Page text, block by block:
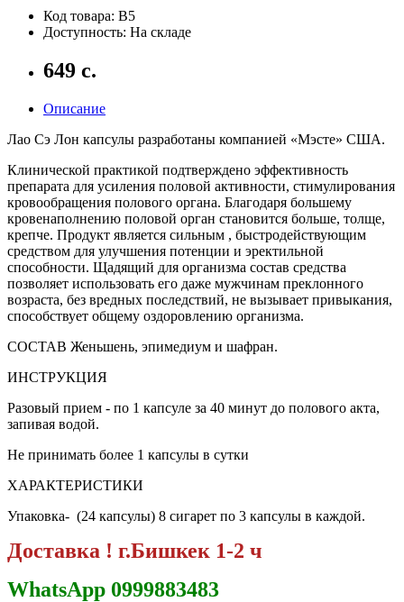
Код товара: B5
Доступность: На складе
649 с.
Описание
Лао Сэ Лон капсулы разработаны компанией «Мэсте» США.
Клинической практикой подтверждено эффективность
препарата для усиления половой активности, стимулирования
кровообращения полового органа. Благодаря большему
кровенаполнению половой орган становится больше, толще,
крепче. Продукт является сильным , быстродействующим
средством для улучшения потенции и эректильной
способности. Щадящий для организма состав средства
позволяет использовать его даже мужчинам преклонного
возраста, без вредных последствий, не вызывает привыкания,
способствует общему оздоровлению организма.
СОСТАВ Женьшень, эпимедиум и шафран.
ИНСТРУКЦИЯ
Разовый прием - по 1 капсуле за 40 минут до полового акта,
запивая водой.
Не принимать более 1 капсулы в сутки
ХАРАКТЕРИСТИКИ
Упаковка- (24 капсулы) 8 сигарет по 3 капсулы в каждой.
Доставка ! г.Бишкек 1-2 ч
WhatsApp 0999883483